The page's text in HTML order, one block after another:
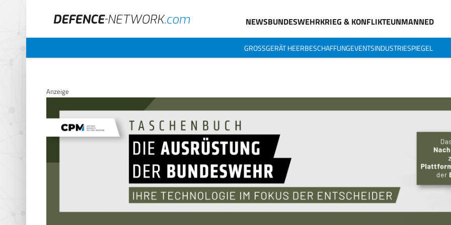
NEWSBUNDESWEHRKRIEG & KONFLIKTEUNMANNED
GROSSGERÄT HEERBESCHAFFUNGEVENTSINDUSTRIESPIEGEL
Anzeige